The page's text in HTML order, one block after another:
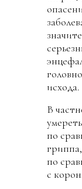
исхода.
В
по
по
с